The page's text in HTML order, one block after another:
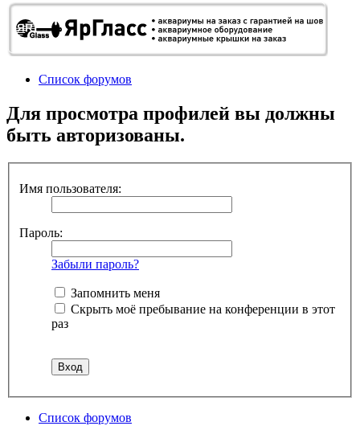
Список форумов
Для просмотра профилей вы должны
быть авторизованы.
Имя пользователя:
Пароль:
Забыли пароль?
Запомнить меня
Скрыть моё пребывание на конференции в этот
раз
Список форумов